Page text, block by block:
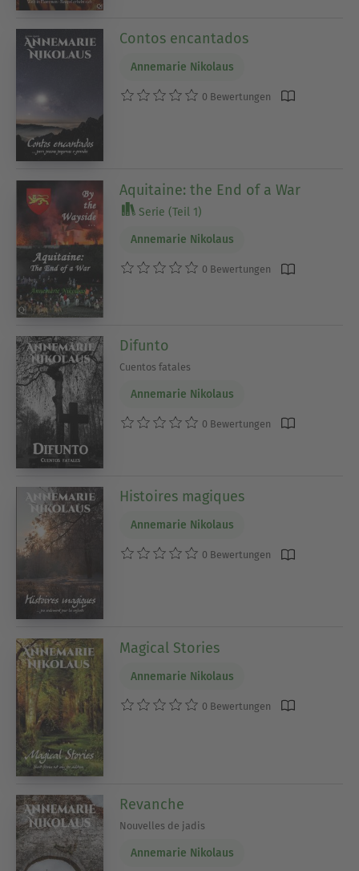
Contos encantados
Annemarie Nikolaus
0 Bewertungen
Aquitaine: the End of a War
Serie (Teil 1)
Annemarie Nikolaus
0 Bewertungen
Difunto
Cuentos fatales
Annemarie Nikolaus
0 Bewertungen
Histoires magiques
Annemarie Nikolaus
0 Bewertungen
Magical Stories
Annemarie Nikolaus
0 Bewertungen
Revanche
Nouvelles de jadis
Annemarie Nikolaus